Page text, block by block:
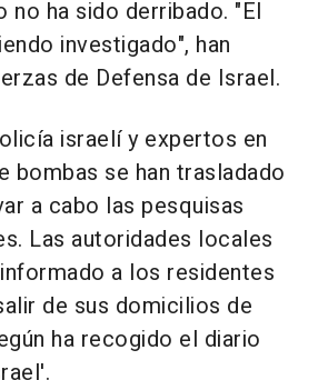
no ha sido derribado. "El
investigado", han
de Defensa de Israel.
israelí y expertos en
bombas se han trasladado
a cabo las pesquisas
Las autoridades locales
a los residentes
de sus domicilios de
ha recogido el diario